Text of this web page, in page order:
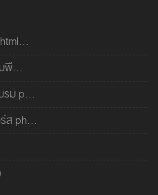
พื...
รม p...
ส ph...